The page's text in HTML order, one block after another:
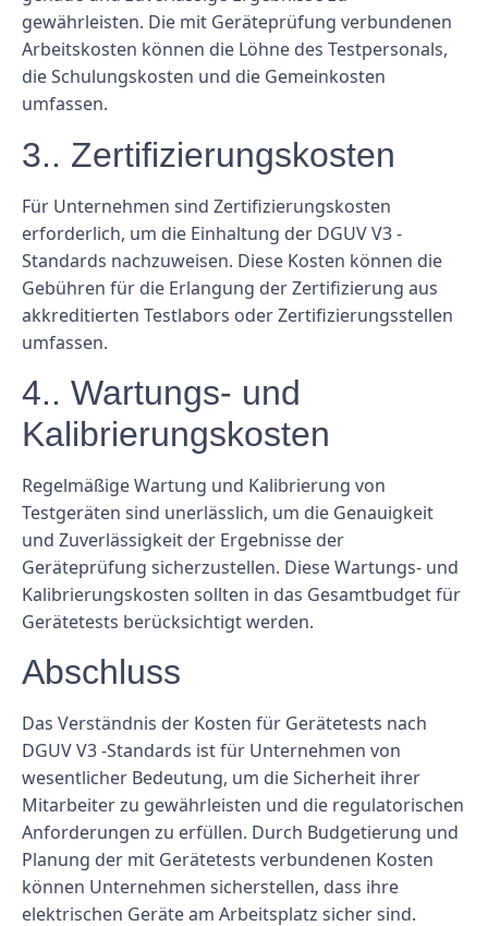
gewährleisten. Die mit Geräteprüfung verbundenen
Arbeitskosten können die Löhne des Testpersonals,
die Schulungskosten und die Gemeinkosten
umfassen.
3.. Zertifizierungskosten
Für Unternehmen sind Zertifizierungskosten
erforderlich, um die Einhaltung der DGUV V3 -
Standards nachzuweisen. Diese Kosten können die
Gebühren für die Erlangung der Zertifizierung aus
akkreditierten Testlabors oder Zertifizierungsstellen
umfassen.
4.. Wartungs- und
Kalibrierungskosten
Regelmäßige Wartung und Kalibrierung von
Testgeräten sind unerlässlich, um die Genauigkeit
und Zuverlässigkeit der Ergebnisse der
Geräteprüfung sicherzustellen. Diese Wartungs- und
Kalibrierungskosten sollten in das Gesamtbudget für
Gerätetests berücksichtigt werden.
Abschluss
Das Verständnis der Kosten für Gerätetests nach
DGUV V3 -Standards ist für Unternehmen von
wesentlicher Bedeutung, um die Sicherheit ihrer
Mitarbeiter zu gewährleisten und die regulatorischen
Anforderungen zu erfüllen. Durch Budgetierung und
Planung der mit Gerätetests verbundenen Kosten
können Unternehmen sicherstellen, dass ihre
elektrischen Geräte am Arbeitsplatz sicher sind.